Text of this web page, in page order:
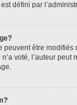
défini par
être
voté, l’auteur